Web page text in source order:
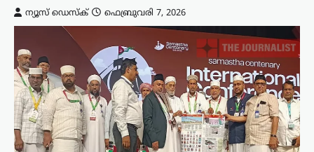
ന്യൂസ് ഡെസ്ക് ഫെബ്രുവരി 7, 2026